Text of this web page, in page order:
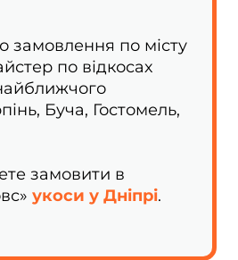
по місту
по відкосах
Буча, Гостомель,
замовити в
укоси у Дніпрі.